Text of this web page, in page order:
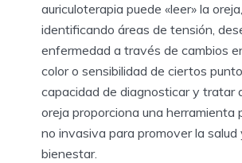
auriculoterapia puede «leer» la oreja,
identificando áreas de tensión,
enfermedad a través de cambios
color o sensibilidad de ciertos
capacidad de diagnosticar y tratar
oreja proporciona una herramienta
no invasiva para promover la salud
bienestar.